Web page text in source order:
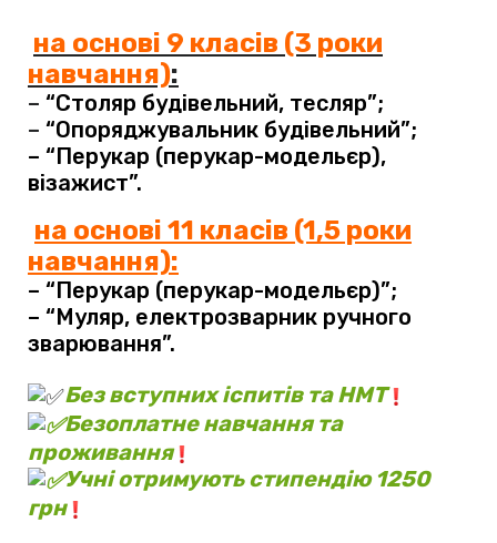
на основі 9 класів (3 роки
навчання):
– “Столяр будівельний, тесляр”;
– “Опоряджувальник будівельний”;
– “Перукар (перукар-модельєр),
візажист”.
на основі 11 класів (1,5 роки
навчання):
– “Перукар (перукар-модельєр)”;
– “Муляр, електрозварник ручного
зварювання”.
Без вступних іспитів та НМТ
Безоплатне навчання та
проживання
Учні отримують стипендію 1250
грн